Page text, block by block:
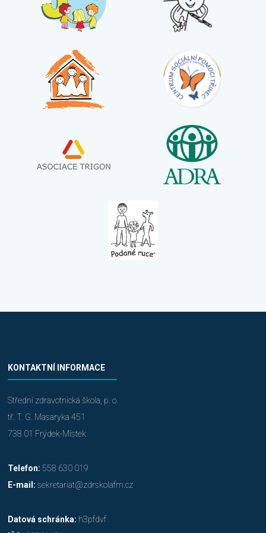
KONTAKTNÍ INFORMACE
Střední zdravotnická škola, p. o.
tř. T. G. Masaryka 451
738 01 Frýdek-Místek
Telefon: 558 630 019
E-mail: sekretariat@zdrskolafm.cz
Datová schránka: h3pfdvf